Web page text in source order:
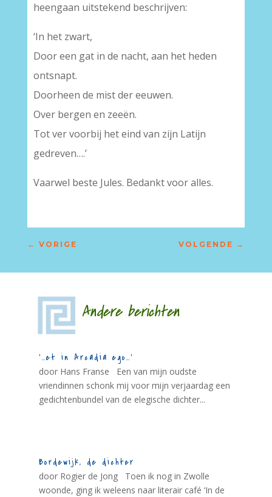
heengaan uitstekend beschrijven:
‘In het zwart,
Door een gat in de nacht, aan het heden
ontsnapt.
Doorheen de mist der eeuwen.
Over bergen en zeeën.
Tot ver voorbij het eind van zijn Latijn
gedreven….’
Vaarwel beste Jules. Bedankt voor alles.
← VORIGE VOLGENDE →
Andere berichten
‘…et in Arcadia ego…’
door Hans Franse Een van mijn oudste
vriendinnen schonk mij voor mijn verjaardag een
gedichtenbundel van de elegische dichter...
Bordewijk, de dichter
door Rogier de Jong Toen ik nog in Zwolle
woonde, ging ik weleens naar literair café ‘In de